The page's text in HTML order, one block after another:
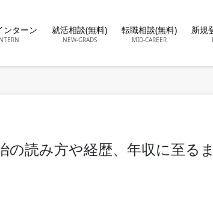
ンターン 就活相談(無料)
NEW-GRADS
転職相談(無料)
MID-CAREER
新規
の読み方や経歴、年収に至る